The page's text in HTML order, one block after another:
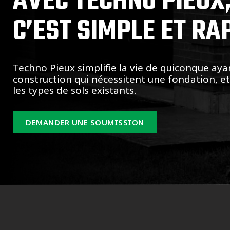
C’EST SIMPLE ET
Techno Pieux simplifie la vie de quiconque
construction qui nécessitent une fondation,
les types de sols existants.
DEMANDER UNE SOUMISSION